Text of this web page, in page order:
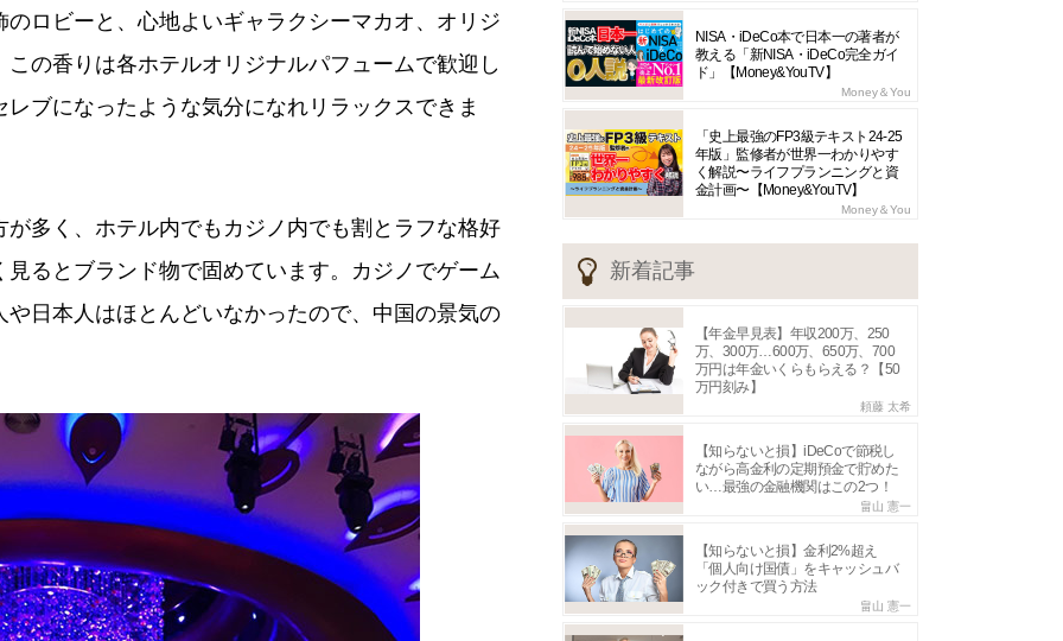
ロビーと、心地よいギャラクシーマカオ、オリジ
の香りは各ホテルオリジナルパフュームで歓迎し
ブになったような気分になれリラックスできま
多く、ホテル内でもカジノ内でも割とラフな格好
るとブランド物で固めています。カジノでゲーム
日本人はほとんどいなかったので、中国の景気の
NISA・iDeCo本で日本一の著者が
教える「新NISA・iDeCo完全ガイ
ド」【Money&YouTV】
Money＆You
「史上最強のFP3級テキスト24-25
年版」監修者が世界一わかりやす
く解説〜ライフプランニングと資
金計画〜【Money&YouTV】
Money＆You
新着記事
【年金早見表】年収200万、250
万、300万…600万、650万、700
万円は年金いくらもらえる？【50
万円刻み】
頼藤 太希
【知らないと損】iDeCoで節税し
ながら高金利の定期預金で貯めた
い…最強の金融機関はこの2つ！
畠山 憲一
【知らないと損】金利2%超え
「個人向け国債」をキャッシュバ
ック付きで買う方法
畠山 憲一